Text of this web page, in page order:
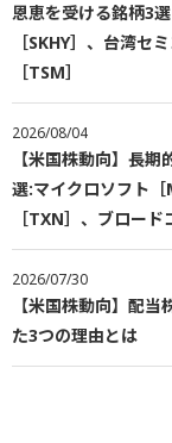
恩恵を受ける銘柄3
［SKHY］、台湾セ
［TSM］
2026/08/04
【米国株動向】長
選:マイクロソフト
［TXN］、ブロード
2026/07/30
【米国株動向】配
た3つの理由とは